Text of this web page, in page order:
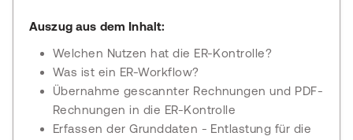
Auszug aus dem Inhalt:
Welchen Nutzen hat die ER-Kontrolle?
Was ist ein ER-Workflow?
Übernahme gescannter Rechnungen und PDF-
Rechnungen in die ER-Kontrolle
Erfassen der Grunddaten - Entlastung für die